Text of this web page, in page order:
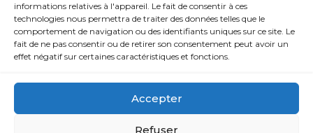
informations relatives à l'appareil. Le fait de consentir à ces
technologies nous permettra de traiter des données telles que le
comportement de navigation ou des identifiants uniques sur ce site. Le
fait de ne pas consentir ou de retirer son consentement peut avoir un
effet négatif sur certaines caractéristiques et fonctions.
Accepter
Refuser
 450 654-3342
 info@charlesrajotte.com
765, rue Notre-Dame